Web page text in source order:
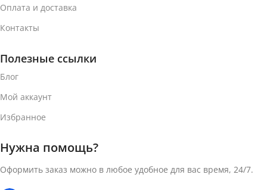
Оплата и доставка
Контакты
Полезные ссылки
Блог
Мой аккаунт
Избранное
Нужна помощь?
Оформить заказ можно в любое удобное для вас время, 24/7.